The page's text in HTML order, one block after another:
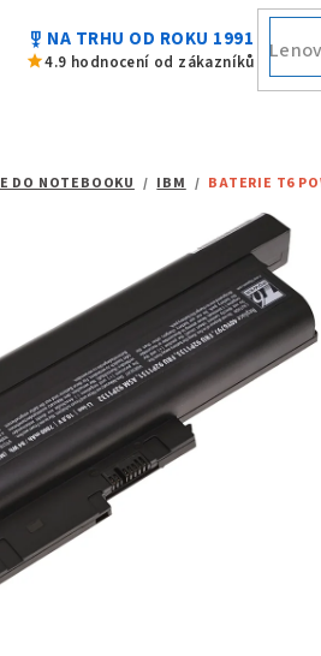
military_tech NA TRHU OD ROKU 1991
star4.9 hodnocení od zákazníků
DO NOTEBOOKU / IBM / BATERIE T6